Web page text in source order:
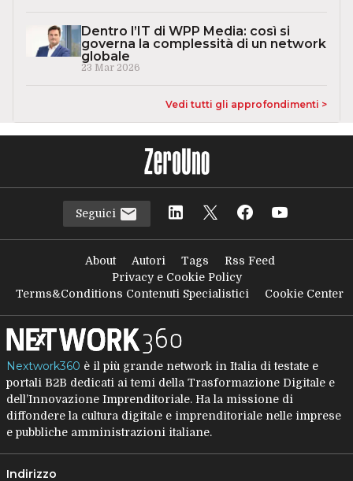
Dentro l’IT di WPP Media: così si
governa la complessità di un network
globale
23 Mar 2026
Vedi tutti gli approfondimenti >
Seguici
About Autori Tags
Rss Feed
Privacy e Cookie Policy
Terms&Conditions Contenuti Specialistici
Cookie Center
Nextwork360 è il più grande network in Italia di testate e
portali B2B dedicati ai temi della Trasformazione Digitale e
dell’Innovazione Imprenditoriale. Ha la missione di
diffondere la cultura digitale e imprenditoriale nelle imprese
e pubbliche amministrazioni italiane.
Indirizzo